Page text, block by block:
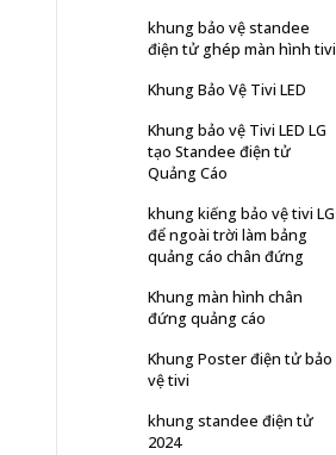
khung bảo vệ standee
điện tử ghép màn hình tivi
Khung Bảo Vệ Tivi LED
Khung bảo vệ Tivi LED LG
tạo Standee điện tử
Quảng Cáo
khung kiếng bảo vệ tivi LG
để ngoài trời làm bảng
quảng cáo chân đứng
Khung màn hình chân
đứng quảng cáo
Khung Poster điện tử bảo
vệ tivi
khung standee điện tử
2024